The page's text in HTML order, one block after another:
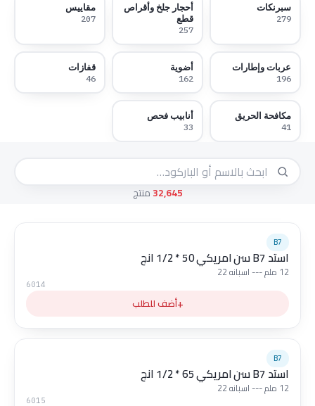
سبرنكات
279
أحجار جلخ وأقراص
قطع
257
مقاييس
207
عربات وإطارات
196
أضوية
162
قفازات
46
مكافحة الحريق
41
أنابيب فحص
33
32,645منتج
B7
استد B7 سن امريكي 50 * 1/2 انج
12 ملم --- اسبانه 22
6014
+أضف للطلب
B7
استد B7 سن امريكي 65 * 1/2 انج
12 ملم --- اسبانه 22
6015